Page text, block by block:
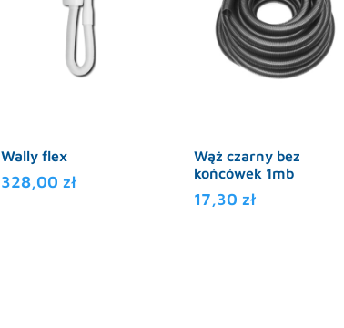
Wally flex
328,00 zł
Wąż czarny bez
końcówek 1mb
17,30zł